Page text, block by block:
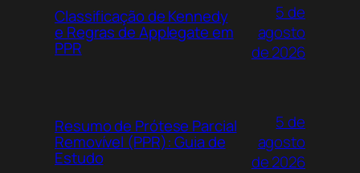
Classificação de Kennedy
e Regras de Applegate em
PPR
5 de
agosto
de 2026
Resumo de Prótese Parcial
Removível (PPR): Guia de
Estudo
5 de
agosto
de 2026